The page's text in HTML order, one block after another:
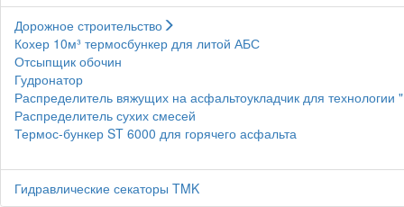
Дорожное строительство
Кохер 10м³ термосбункер для литой АБС
Отсыпщик обочин
Гудронатор
Распределитель вяжущих на асфальтоукладчик для технологии
Распределитель сухих смесей
Термос-бункер ST 6000 для горячего асфальта
Гидравлические секаторы TMK